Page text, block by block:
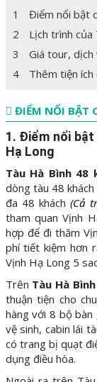
1
Điểm nổi bật
2
Lịch trình của
3
Giá tour, dịch
4
Thêm tiện ích
ĐIỂM NỔI BẬT
1. Điểm nổi bật
Hạ Long
Tàu Hà Bình 48
dòng tàu 48
đa 48 khách (Cả
tham quan Vịnh
hợp để đi thăm
phí tiết kiệm hơn
Vịnh Hạ Long 5
Trên Tàu Hà
thuận tiện cho
hàng với 8 bộ bàn
vệ sinh, cabin lái
có trang bị quạt
dụng điều hòa.